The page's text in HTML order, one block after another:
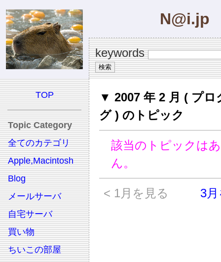
N@i.jp
keywords
TOP
Topic Category
全てのカテゴリ
Apple,Macintosh
Blog
メールサーバ
自宅サーバ
買い物
ちいこの部屋
▼ 2007 年 2 月 ( プロ
グ ) のトピック
該当のトピックは
ん。
< 1月を見る 3